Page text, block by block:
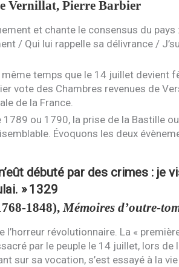
Vernillat, Pierre Barbier
et chante le consensus du pays
/ Qui lui rappelle sa délivrance /
temps que le 14 juillet devient
vote des Chambres revenues de
de la France.
ou 1790, la prise de la Bastille
Évoquons les deux
débuté par des crimes : je
»1329
1848), Mémoires d’outre-
l’horreur révolutionnaire. La «
par le peuple le 14 juillet, lors de
sur sa vocation, s’est essayé à la